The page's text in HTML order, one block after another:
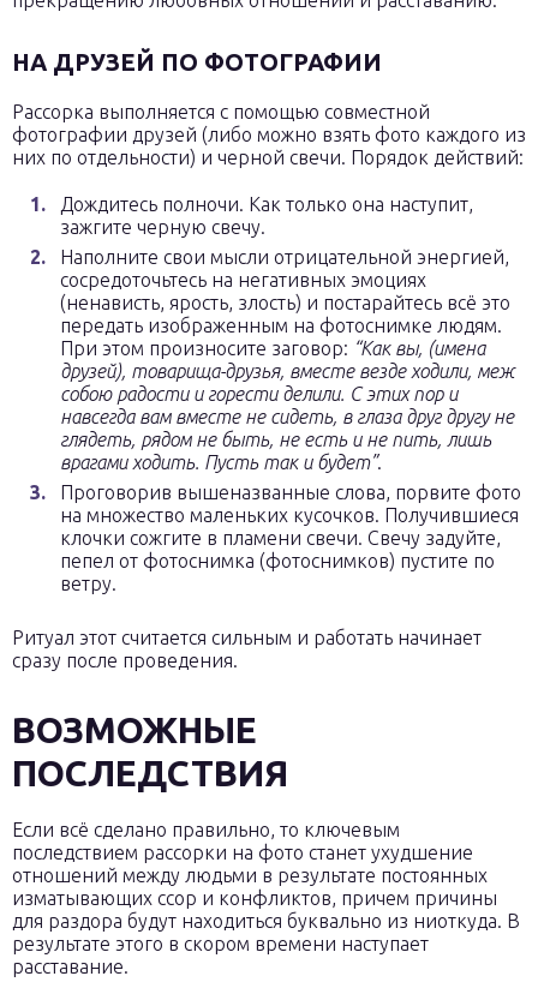
НА ДРУЗЕЙ ПО ФОТОГРАФИИ
Рассорка выполняется с помощью совместной
фотографии друзей (либо можно взять фото каждого из
них по отдельности) и черной свечи. Порядок действий:
Дождитесь полночи. Как только она наступит,
зажгите черную свечу.
Наполните свои мысли отрицательной энергией,
сосредоточьтесь на негативных эмоциях
(ненависть, ярость, злость) и постарайтесь всё это
передать изображенным на фотоснимке людям.
При этом произносите заговор: “Как вы, (имена
друзей), товарища-друзья, вместе везде ходили, меж
собою радости и горести делили. С этих пор и
навсегда вам вместе не сидеть, в глаза друг другу не
глядеть, рядом не быть, не есть и не пить, лишь
врагами ходить. Пусть так и будет”.
Проговорив вышеназванные слова, порвите фото
на множество маленьких кусочков. Получившиеся
клочки сожгите в пламени свечи. Свечу задуйте,
пепел от фотоснимка (фотоснимков) пустите по
ветру.
Ритуал этот считается сильным и работать начинает
сразу после проведения.
ВОЗМОЖНЫЕ
ПОСЛЕДСТВИЯ
Если всё сделано правильно, то ключевым
последствием рассорки на фото станет ухудшение
отношений между людьми в результате постоянных
изматывающих ссор и конфликтов, причем причины
для раздора будут находиться буквально из ниоткуда. В
результате этого в скором времени наступает
расставание.